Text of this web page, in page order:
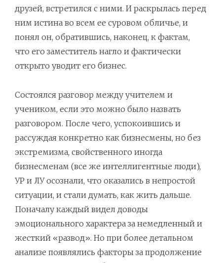
друзей, встретился с ними. И раскрылась перед
ним истина во всем ее суровом обличье, и
понял он, обратившись, наконец, к фактам,
что его заместитель нагло и фактически
открыто уводит его бизнес.
Состоялся разговор между учителем и
учеником, если это можно было назвать
разговором. После чего, успокоившись и
рассуждая конкретно как бизнесмены, но без
экстремизма, свойственного иногда
бизнесменам (все же интеллигентные люди),
УР и ЛУ осознали, что оказались в непростой
ситуации, и стали думать, как жить дальше.
Поначалу каждый видел доводы
эмоционального характера за немедленный и
жесткий «развод». Но при более детальном
анализе появлялись факторы за продолжение